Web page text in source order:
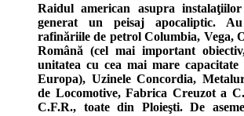
Raidul american asupra
generat un peisaj apocaliptic.
rafinăriile de petrol Columbia, Vega,
Română (cel mai important
unitatea cu cea mai mare
Europa), Uzinele Concordia,
de Locomotive, Fabrica Creuzot a
C.F.R., toate din Ploieşti. De